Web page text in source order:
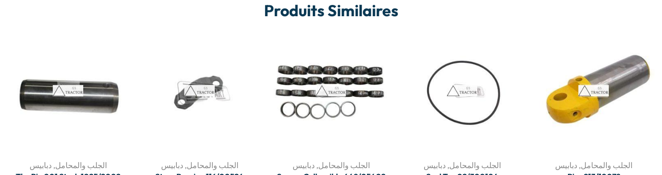
Produits Similaires
الجلب والمحامل, دبابيس
الجلب والمحامل, دبابيس
الجلب والمحامل, دبابيس
الجلب والمحامل, دبابيس
الجلب والمحامل, دبابيس